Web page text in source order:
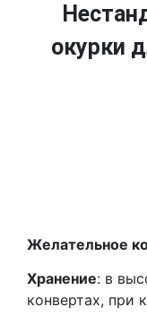
окурки
Желательное
Хранение: в
конвертах, при